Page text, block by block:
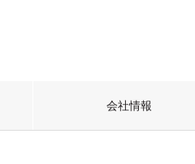
会社情報